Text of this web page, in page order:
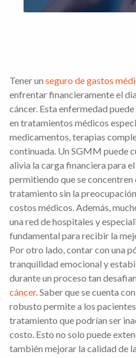
Tener un seguro de gastos
enfrentar financieramente el
cáncer. Esta enfermedad
en tratamientos médicos
medicamentos, terapias
continuada. Un SGMM puede
alivia la carga financiera para
permitiendo que se concentren
tratamiento sin la
costos médicos. Además,
una red de hospitales y
fundamental para recibir la
Por otro lado, contar con una
tranquilidad emocional y
durante un proceso tan
cáncer. Saber que se cuenta
robusto permite a los
tratamiento que podrían ser
costo. Esto no solo puede
también mejorar la calidad de